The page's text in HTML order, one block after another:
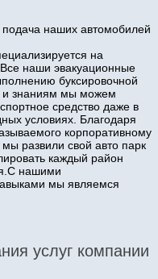
наших автомобилей
на
наши эвакуационные
буксировочной
и знаниям мы можем
средство даже в
условиях. Благодаря
корпоративному
развили свой авто парк
каждый район
нашими
мы являемся
услуг компании